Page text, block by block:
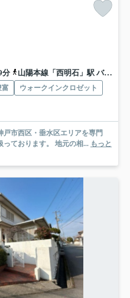
分
山陽本線「西明石」駅 バス12分 神姫バス「国道西新町」 停歩11分
富
ウォークインクロゼット
市西区・垂水区エリアを専門
っております。 地元の相... もっと